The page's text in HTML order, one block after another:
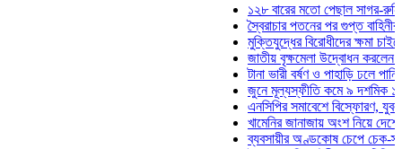
১২৮ বারের মতো পেছাল সাগর-রুনি হত্যা
স্বৈরাচার পতনের পর গুপ্ত বাহিনীর
মুক্তিযুদ্ধের বিরোধীদের ক্ষমা চাইতে
জাতীয় বৃক্ষমেলা উদ্বোধন করলেন
টানা ভারী বর্ষণ ও পাহাড়ি ঢলে পানিবন্দি
জুনে মূল্যস্ফীতি কমে ৯ দশমিক ১৬
এনসিপির সমাবেশে বিস্ফোরণ, যুবলীগের
খামেনির জানাজায় অংশ নিয়ে দেশে
ব্যবসায়ীর অণ্ডকোষ চেপে চেক-স্ট্যাম্পে